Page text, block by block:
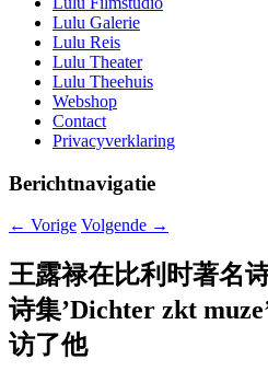
Lulu Galerie
Lulu Reis
Lulu Theater
Lulu Theehuis
Webshop
Contact
Privacyverklaring
Berichtnavigatie
← Vorige Volgende →
王露禄在比利时著名
诗集’Dichter zkt
访了他